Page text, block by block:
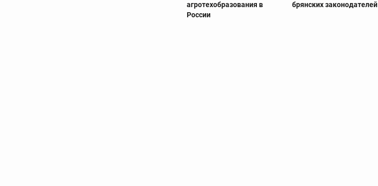
агротехобразования в
России
брянских законодателей